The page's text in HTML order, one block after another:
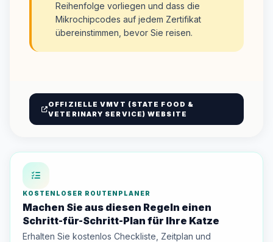
Reihenfolge vorliegen und dass die
Mikrochipcodes auf jedem Zertifikat
übereinstimmen, bevor Sie reisen.
OFFIZIELLE VMVT (STATE FOOD &
VETERINARY SERVICE) WEBSITE
KOSTENLOSER ROUTENPLANER
Machen Sie aus diesen Regeln einen
Schritt-für-Schritt-Plan für Ihre Katze
Erhalten Sie kostenlos Checkliste, Zeitplan und